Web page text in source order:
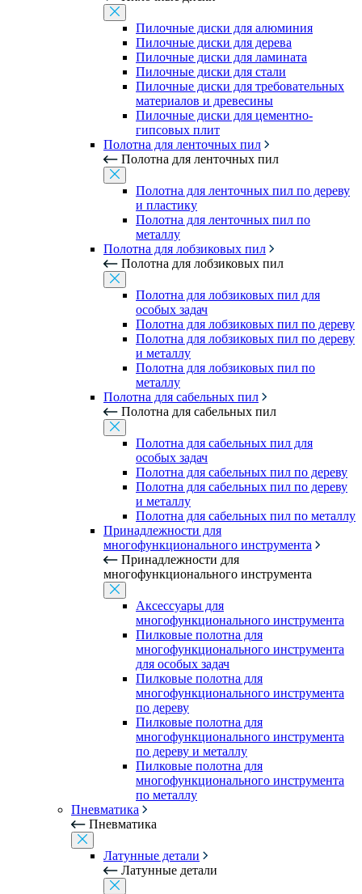
Пилочные диски для алюминия
Пилочные диски для дерева
Пилочные диски для ламината
Пилочные диски для стали
Пилочные диски для требовательных
материалов и древесины
Пилочные диски для цементно-
гипсовых плит
Полотна для ленточных пил
Полотна для ленточных пил
Полотна для ленточных пил по дереву
и пластику
Полотна для ленточных пил по
металлу
Полотна для лобзиковых пил
Полотна для лобзиковых пил
Полотна для лобзиковых пил для
особых задач
Полотна для лобзиковых пил по дереву
Полотна для лобзиковых пил по дереву
и металлу
Полотна для лобзиковых пил по
металлу
Полотна для сабельных пил
Полотна для сабельных пил
Полотна для сабельных пил для
особых задач
Полотна для сабельных пил по дереву
Полотна для сабельных пил по дереву
и металлу
Полотна для сабельных пил по металлу
Принадлежности для
многофункционального инструмента
Принадлежности для
многофункционального инструмента
Аксессуары для
многофункционального инструмента
Пилковые полотна для
многофункционального инструмента
для особых задач
Пилковые полотна для
многофункционального инструмента
по дереву
Пилковые полотна для
многофункционального инструмента
по дереву и металлу
Пилковые полотна для
многофункционального инструмента
по металлу
Пневматика
Пневматика
Латунные детали
Латунные детали